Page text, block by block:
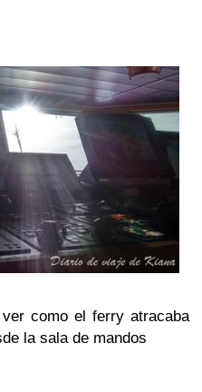
como el ferry atracaba
la sala de mandos